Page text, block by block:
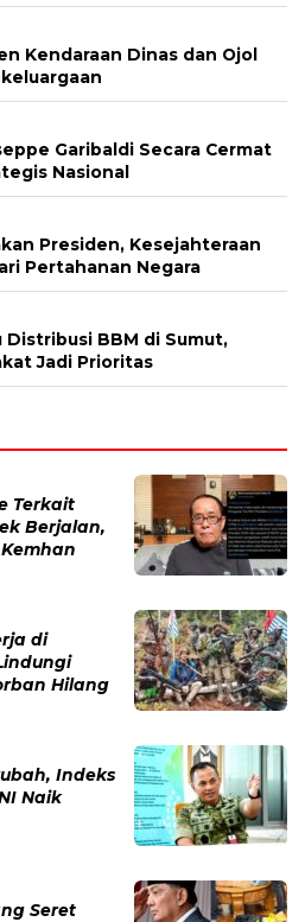
Kendaraan Dinas dan Ojol
Garibaldi Secara Cermat
Nasional
Presiden, Kesejahteraan
Pertahanan Negara
Distribusi BBM di Sumut,
Jadi Prioritas
Terkait
Berjalan,
di
Hilang
Indeks
Naik
Seret